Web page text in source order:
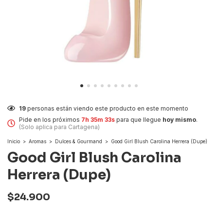
19 personas están viendo este producto en este momento
Pide en los próximos 7h 35m 32s para que llegue hoy mismo.
(Solo aplica para Cartagena)
Inicio > Aromas > Dulces & Gourmand > Good Girl Blush Carolina Herrera (Dupe)
Good Girl Blush Carolina
Herrera (Dupe)
$24.900